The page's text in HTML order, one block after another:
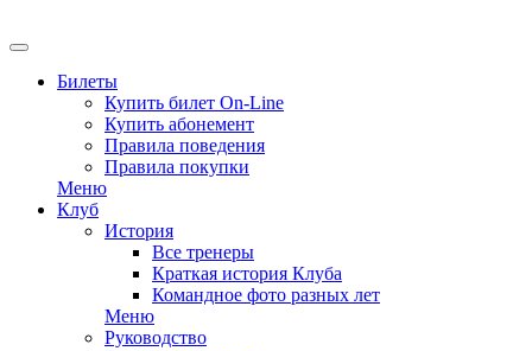
Билеты
Купить билет On-Line
Купить абонемент
Правила поведения
Правила покупки
Меню
Клуб
История
Все тренеры
Краткая история Клуба
Командное фото разных лет
Меню
Руководство